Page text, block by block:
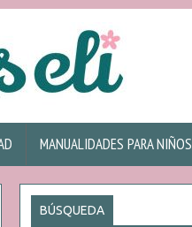
MANUALIDADES PARA NIÑOS
BÚSQUEDA